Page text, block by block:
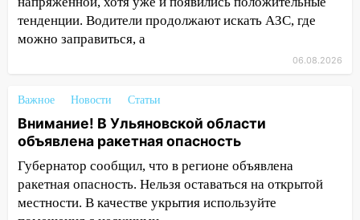
19:12 В Ульяновской области
руководителя частной компании
наказали за сокрытие прошлого своего
В Ульяновск едут звезды
баскетбола!
17:08 Ульяновский областной суд
оставил в силе приговор руководству
«УльяновскФармации» за махинации на
3,2 млн рублей
тенденции. Водители продолжают искать АЗС, где
можно заправиться, а
06.08.2026
Важное Новости Статьи
Внимание! В Ульяновской области
объявлена ракетная опасность
Губернатор сообщил, что в регионе объявлена
ракетная опасность. Нельзя оставаться на открытой
местности. В качестве укрытия используйте